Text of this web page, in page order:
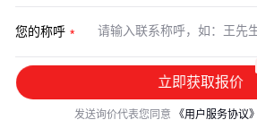
您的称呼
立即获取报价
发送询价代表您同意 《用户服务协议》